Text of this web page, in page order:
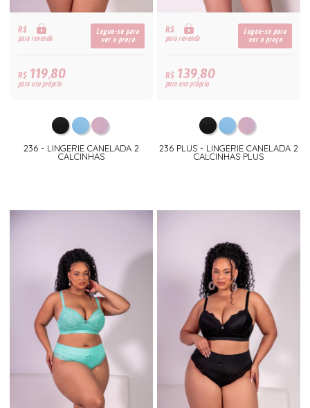
R$
para revenda
Logue-se para
ver o preço
R$119,80
para uso próprio
236 - LINGERIE CANELADA 2
CALCINHAS
R$
para revenda
Logue-se para
ver o preço
R$139,80
para uso próprio
236 PLUS - LINGERIE CANELADA 2
CALCINHAS PLUS